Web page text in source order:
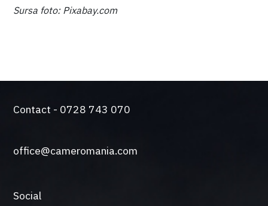
Sursa foto: Pixabay.com
Contact - 0728 743 070
office@cameromania.com
Social